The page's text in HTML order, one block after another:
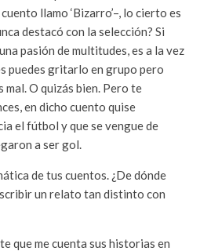
llamo ‘Bizarro’–, lo cierto es
destacó con la selección? Si
pasión de multitudes, es a la vez
puedes gritarlo en grupo pero
O quizás bien. Pero te
en dicho cuento quise
el fútbol y que se vengue de
a ser gol.
de tus cuentos. ¿De dónde
un relato tan distinto con
que me cuenta sus historias en